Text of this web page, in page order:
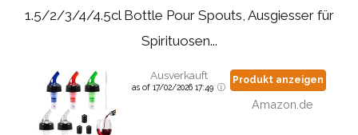
1.5/2/3/4/4.5cl Bottle Pour Spouts, Ausgiesser für
Spirituosen...
Ausverkauft
as of 17/02/2026 17:49
Produkt anzeigen
Amazon.de